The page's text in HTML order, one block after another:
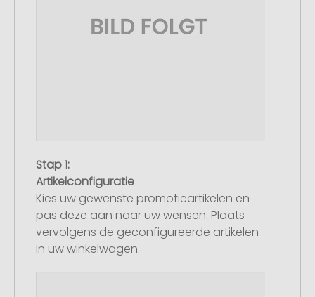
Stap 1:
Artikelconfiguratie
Kies uw gewenste promotieartikelen en
pas deze aan naar uw wensen. Plaats
vervolgens de geconfigureerde artikelen
in uw winkelwagen.